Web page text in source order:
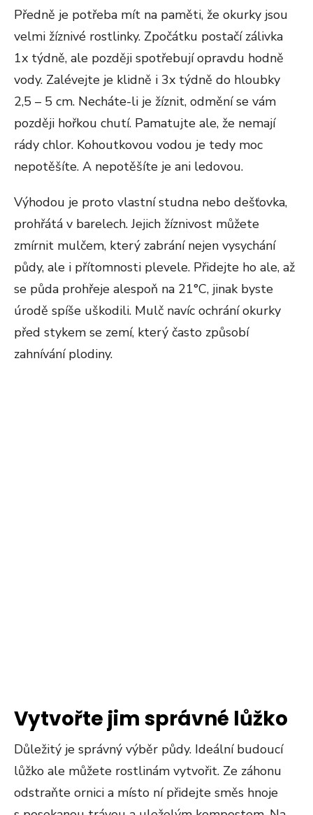
Předně je potřeba mít na paměti, že okurky jsou
velmi žíznivé rostlinky. Zpočátku postačí zálivka
1x týdně, ale později spotřebují opravdu hodně
vody. Zalévejte je klidně i 3x týdně do hloubky
2,5 – 5 cm. Necháte-li je žíznit, odmění se vám
později hořkou chutí. Pamatujte ale, že nemají
rády chlor. Kohoutkovou vodou je tedy moc
nepotěšíte. A nepotěšíte je ani ledovou.
Výhodou je proto vlastní studna nebo dešťovka,
prohřátá v barelech. Jejich žíznivost můžete
zmírnit mulčem, který zabrání nejen vysychání
půdy, ale i přítomnosti plevele. Přidejte ho ale, až
se půda prohřeje alespoň na 21°C, jinak byste
úrodě spíše uškodili. Mulč navíc ochrání okurky
před stykem se zemí, který často způsobí
zahnívání plodiny.
Vytvořte jim správné lůžko
Důležitý je správný výběr půdy. Ideální budoucí
lůžko ale můžete rostlinám vytvořit. Ze záhonu
odstraňte ornici a místo ní přidejte směs hnoje